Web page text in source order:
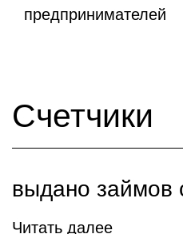
предпринимателей
Счетчики
выдано займов
Читать далее